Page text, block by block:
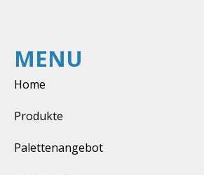
MENU
Home
Produkte
Palettenangebot